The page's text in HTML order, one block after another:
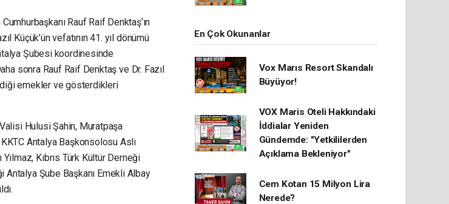
Rauf Raif Denktaş’ın
Küçük’ün vefatının 41. yıl dönümü
Şubesi koordinesinde
sonra Rauf Raif Denktaş ve Dr. Fazıl
emekler ve gösterdikleri
Hulusi Şahin, Muratpaşa
Antalya Başkonsolosu Aslı
Kıbrıs Türk Kültür Derneği
Antalya Şube Başkanı Emekli Albay
En Çok Okunanlar
Vox Marıs Resort Skandalı
Büyüyor!
VOX Maris Oteli Hakkındaki
İddialar Yeniden
Gündemde: "Yetkililerden
Açıklama Bekleniyor"
Cem Kotan 15 Milyon Lira
Nerede?